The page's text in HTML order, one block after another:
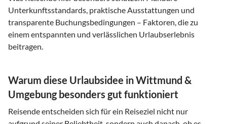
Unterkunftsstandards, praktische Ausstattungen und
transparente Buchungsbedingungen – Faktoren, die zu
einem entspannten und verlässlichen Urlaubserlebnis
beitragen.
Warum diese Urlaubsidee in Wittmund &
Umgebung besonders gut funktioniert
Reisende entscheiden sich für ein Reiseziel nicht nur